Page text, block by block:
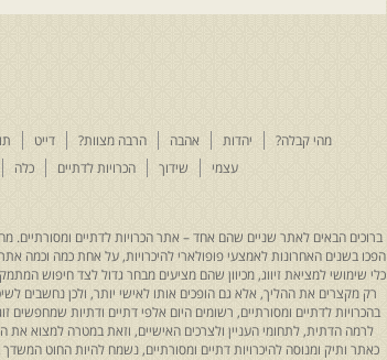
מהי קבלה? יהדות אהבה הרבה מצוות? דייט
עצמי
שידוך הכרויות לדתיים כלה
ברוכים הבאים לאתר שניים שהם אחד – אתר הכרויות לדתיים ומסורתיים.
הפכו בשנים האחרונות לאמצעי פופולארי להיכרויות, על אחת כמה וכמה
כלי שימושי למציאת זיווג, מכיוון שהם מציעים מבחר גדול לצד חיפוש
רק מקצרים את ההליך, אלא גם הופכים אותו לאישי יותר, ולכן נחשבים
בהכרויות לדתיים ומסורתיים, רשומים היום אלפי דתיים ודתיות
לרמה הדתית, לתחומי העניין ולצרכים האישיים, וזאת במטרה למצוא
כאתר ותיק ומנוסה להיכרויות דתיים ומסורתיים, נשמח להיות החוט